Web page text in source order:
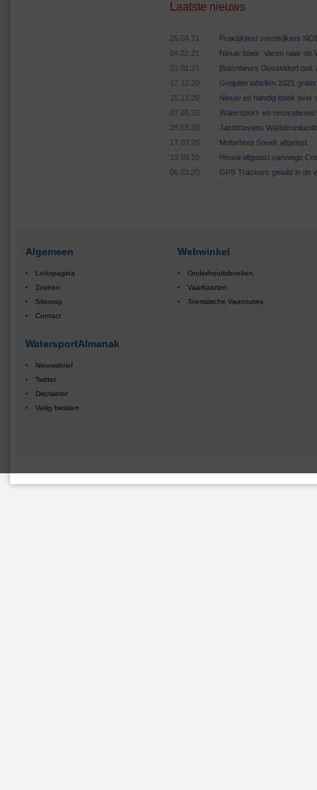
Laatste nieuws
25.04.21
Praktijktest verrekijkers
04.02.21
Nieuw boek: Varen naar de
21.01.21
Botenbeurs Düsseldorf ook
17.12.20
Getijden tabellen 2021
15.12.20
Nieuw en handig boek over
07.05.20
Watersport- en
28.03.20
Jachthavens
17.03.20
Motorboot Sneek afgelast
13.03.20
Hiswa afgelast vanwege
06.03.20
GPS Trackers gewild in de
Algemeen
Linkspagina
Zoeken
Sitemap
Contact
WatersportAlmanak
Nieuwsbrief
Twitter
Disclaimer
Veilig betalen
Webwinkel
Onderhoudsboeken
Vaarkaarten
Toeristische Vaarroutes